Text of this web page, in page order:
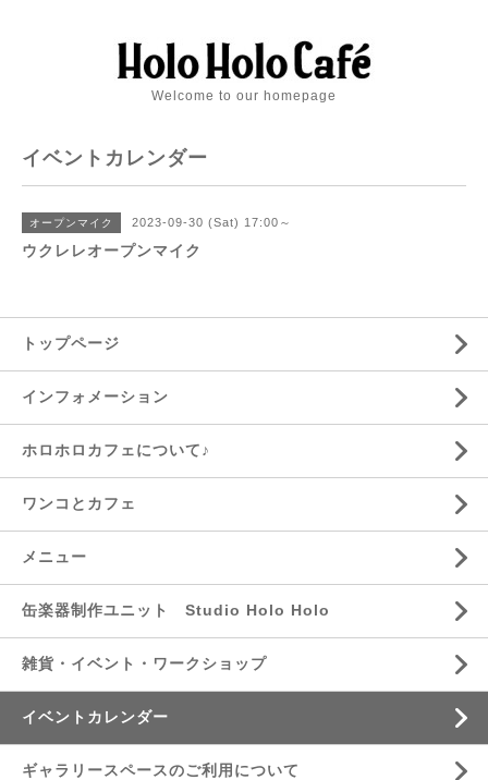
Welcome to our homepage
イベントカレンダー
オープンマイク 2023-09-30 (Sat) 17:00～
ウクレレオープンマイク
トップページ
インフォメーション
ホロホロカフェについて♪
ワンコとカフェ
メニュー
缶楽器制作ユニット Studio Holo Holo
雑貨・イベント・ワークショップ
イベントカレンダー
ギャラリースペースのご利用について